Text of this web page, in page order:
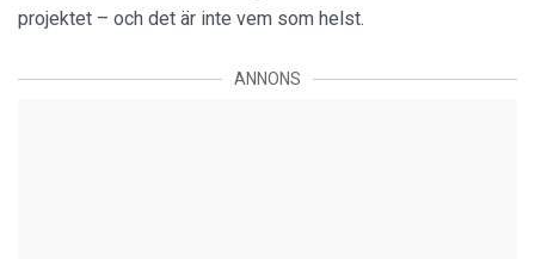
projektet – och det är inte vem som helst.
ANNONS